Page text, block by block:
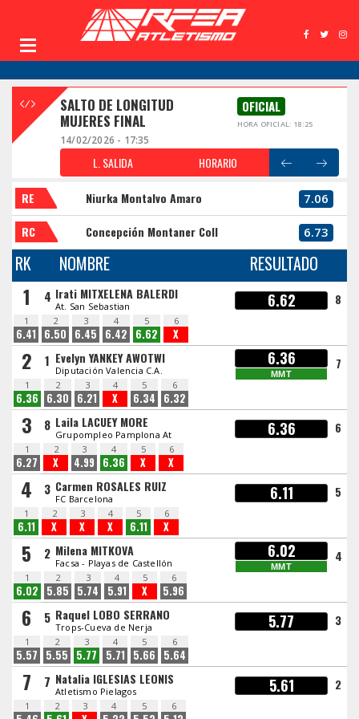
SALTO DE LONGITUD
MUJERES FINAL
OFICIAL
HORA OFICIAL: 18:25
14/02/2026 - 17:35
L. SALIDA HORARIO
RE Niurka Montalvo Amaro 7.06
RC Concepción Montaner Coll 6.73
RK NOMBRE RESULTADO
1 4 Irati MITXELENA BALERDI
At. San Sebastian 6.62 8
1
6.41
2
6.50
3
6.45
4
6.42
5
6.62
6
X
2 1 Evelyn YANKEY AWOTWI
Diputación Valencia C.A.
6.36
MMT
7
1
6.36
2
6.30
3
6.21
4
X
5
6.34
6
6.32
3 8 Laila LACUEY MORE
Grupompleo Pamplona At 6.36 6
1
6.27
2
X
3
4.99
4
6.36
5
X
6
X
4 3 Carmen ROSALES RUIZ
FC Barcelona 6.11 5
1
6.11
2
X
3
X
4
X
5
6.11
6
X
5 2 Milena MITKOVA
Facsa - Playas de Castellón
6.02
MMT
4
1
6.02
2
5.85
3
5.74
4
5.91
5
X
6
5.96
6 5 Raquel LOBO SERRANO
Trops-Cueva de Nerja 5.77 3
1
5.57
2
5.55
3
5.77
4
5.71
5
5.66
6
5.64
7 7 Natalia IGLESIAS LEONIS
Atletismo Pielagos 5.61 2
1 2 3 4 5 6